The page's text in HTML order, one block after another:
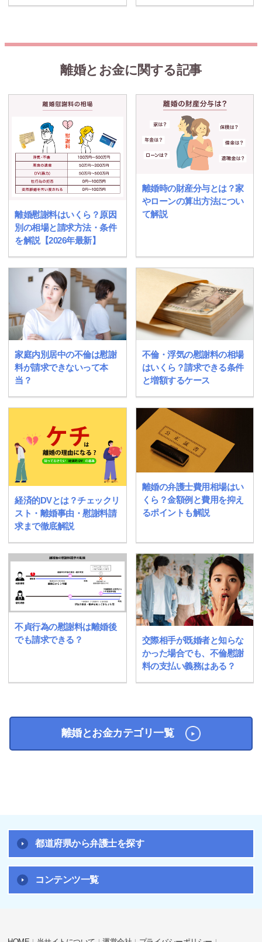
離婚とお金に関する記事
離婚慰謝料はいくら？原因
別の相場と請求方法・条件
を解説【2026年最新】
離婚時の財産分与とは？家
やローンの算出方法につい
て解説
家庭内別居中の不倫は慰謝
料が請求できないって本
当？
不倫・浮気の慰謝料の相場
はいくら？請求できる条件
と増額するケース
経済的DVとは？チェックリ
スト・離婚事由・慰謝料請
求まで徹底解説
離婚の弁護士費用相場はい
くら？金額例と費用を抑え
るポイントも解説
不貞行為の慰謝料は離婚後
でも請求できる？
交際相手が既婚者と知らな
かった場合でも、不倫慰謝
料の支払い義務はある？
離婚とお金カテゴリ一覧
都道府県から弁護士を探す
コンテンツ一覧